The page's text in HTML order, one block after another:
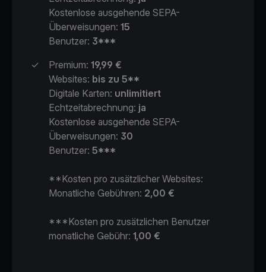
Kostenlose ausgehende SEPA-
Überweisungen: 15
Benutzer: 3***
✓
Premium: 19,99 €
Websites: bis zu 5**
Digitale Karten: unlimitiert
Echtzeitabrechnung: ja
Kostenlose ausgehende SEPA-
Überweisungen: 30
Benutzer: 5***
**Kosten pro zusätzlicher Websites:
Monatliche Gebühren: 2,00 €
***Kosten pro zusätzlichen Benutzer
monatliche Gebühr: 1,00 €